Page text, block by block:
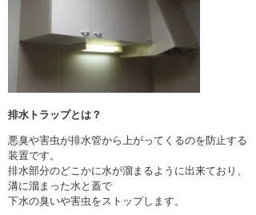
排水トラップとは？
悪臭や害虫が排水管から上がってくるのを防止する
装置です。
排水部分のどこかに水が溜まるように出来ており、
溝に溜まった水と蓋で
下水の臭いや害虫をストップします。